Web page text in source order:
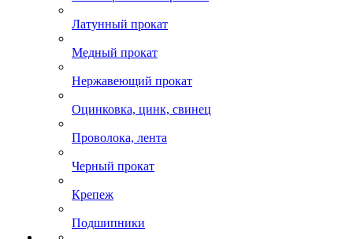
Латунный прокат
Медный прокат
Нержавеющий прокат
Оцинковка, цинк, свинец
Проволока, лента
Черный прокат
Крепеж
Подшипники